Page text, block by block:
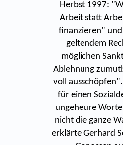
Herbst 1997:
Arbeit statt
finanzieren"
geltendem
möglichen
Ablehnung
voll
für einen
ungeheure
nicht die ganze
erklärte Gerhard